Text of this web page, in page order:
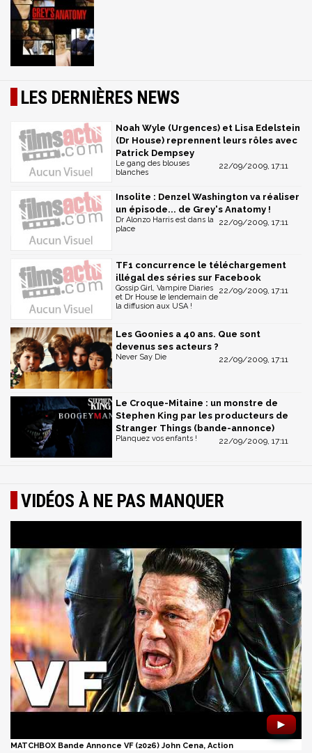
LES DERNIÈRES NEWS
Noah Wyle (Urgences) et Lisa Edelstein
(Dr House) reprennent leurs rôles avec
Patrick Dempsey
22/09/2009, 17:11
Le gang des blouses
blanches
Insolite : Denzel Washington va réaliser
un épisode... de Grey's Anatomy !
22/09/2009, 17:11
Dr Alonzo Harris est dans la
place
TF1 concurrence le téléchargement
illégal des séries sur Facebook
22/09/2009, 17:11
Gossip Girl, Vampire Diaries
et Dr House le lendemain de
la diffusion aux USA !
Les Goonies a 40 ans. Que sont
devenus ses acteurs ?
22/09/2009, 17:11
Never Say Die
Le Croque-Mitaine : un monstre de
Stephen King par les producteurs de
Stranger Things (bande-annonce)
22/09/2009, 17:11
Planquez vos enfants !
VIDÉOS À NE PAS MANQUER
►
MATCHBOX Bande Annonce VF (2026) John Cena, Action